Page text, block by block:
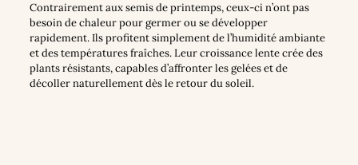
Contrairement aux semis de printemps, ceux-ci n’ont pas
besoin de chaleur pour germer ou se développer
rapidement. Ils profitent simplement de l’humidité ambiante
et des températures fraîches. Leur croissance lente crée des
plants résistants, capables d’affronter les gelées et de
décoller naturellement dès le retour du soleil.